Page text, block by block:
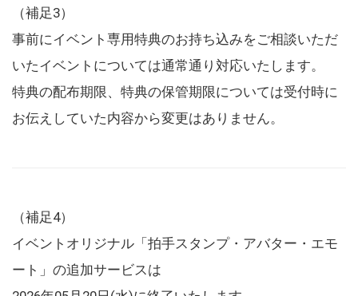
（補足3）
事前にイベント専用特典のお持ち込みをご相談いただ
いたイベントについては通常通り対応いたします。
特典の配布期限、特典の保管期限については受付時に
お伝えしていた内容から変更はありません。
（補足4）
イベントオリジナル「拍手スタンプ・アバター・エモ
ート」の追加サービスは